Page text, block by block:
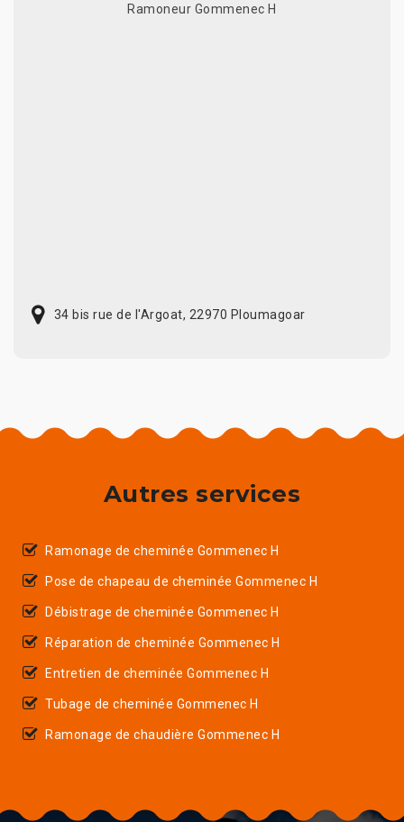
Ramoneur Gommenec H
34 bis rue de l'Argoat, 22970 Ploumagoar
Autres services
Ramonage de cheminée Gommenec H
Pose de chapeau de cheminée Gommenec H
Débistrage de cheminée Gommenec H
Réparation de cheminée Gommenec H
Entretien de cheminée Gommenec H
Tubage de cheminée Gommenec H
Ramonage de chaudière Gommenec H